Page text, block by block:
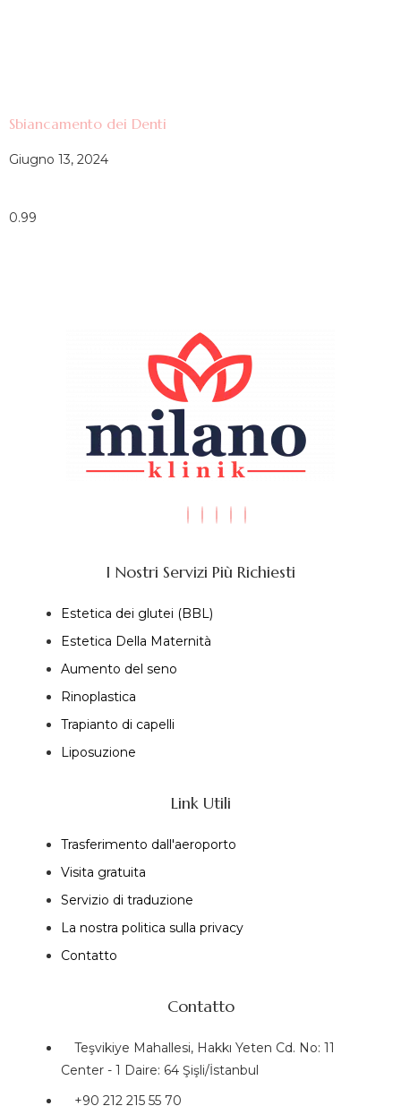
Sbiancamento dei Denti
Giugno 13, 2024
I Nostri Servizi Più Richiesti
Estetica dei glutei (BBL)
Estetica Della Maternità
Aumento del seno
Rinoplastica
Trapianto di capelli
Liposuzione
Link Utili
Trasferimento dall'aeroporto
Visita gratuita
Servizio di traduzione
La nostra politica sulla privacy
Contatto
Contatto
Teşvikiye Mahallesi, Hakkı Yeten Cd. No: 11
Center - 1 Daire: 64 Şişli/İstanbul
+90 212 215 55 70